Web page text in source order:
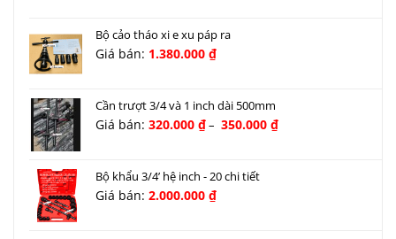
Bộ cảo tháo xi e xu páp ra
Giá bán: 1.380.000₫
Cần trượt 3/4 và 1 inch dài 500mm
Giá bán: 320.000₫– 350.000₫Khoảng
Bộ khẩu 3/4’ hệ inch - 20 chi tiết
Giá bán: 2.000.000₫